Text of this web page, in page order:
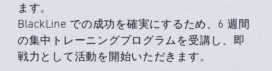
ます。
BlackLine での成功を確実にするため、6 週間
の集中トレーニングプログラムを受講し、即
戦⼒として活動を開始いただきます。